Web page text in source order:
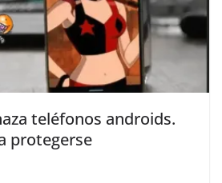
teléfonos androids.
protegerse